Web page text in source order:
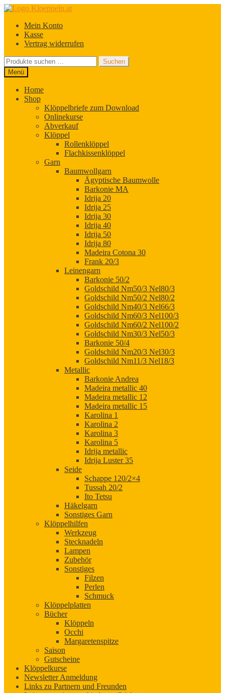
Zur
springen
Zum
springenMein Konto
Kasse
Vertrag widerrufen
Suchen
nach:
Suchen
Menü
Home
Shop
Klöppelbriefe zum Download
Onlinekurse
Abverkauf
Klöppel
Rollenklöppel
Flachkissenklöppel
Garn
Baumwollgarn
Ägyptische Baumwolle
Barkonie MA
Idrija 20
Idrija 25
Idrija 30
Idrija 40
Idrija 50
Idrija 80
Madeira Cotona 30
Frank 20/3
Leinengarn
Barkonie 50/2
Goldschild Nm50/3 Nel80/3
Goldschild Nm50/2 Nel80/2
Goldschild Nm40/3 Nel66/3
Goldschild Nm60/3 Nel100/3
Goldschild Nm60/2 Nel100/2
Goldschild Nm30/3 Nel50/3
Barkonie 50/4
Goldschild Nm20/3 Nel30/3
Goldschild Nm11/3 Nel18/3
Metallic
Barkonie Andrea
Madeira metallic 40
Madeira metallic 12
Madeira metallic 15
Karolina 1
Karolina 2
Karolina 3
Karolina 5
Idrija metallic
Idrija Luster 35
Seide
Schappe 120/2×4
Tussah 20/2
Ito Tetsu
Häkelgarn
Sonstiges Garn
Klöppelhilfen
Werkzeug
Stecknadeln
Lampen
Zubehör
Sonstiges
Filzen
Perlen
Schmuck
Klöppelplatten
Bücher
Klöppeln
Occhi
Margaretenspitze
Saison
Gutscheine
Klöppelkurse
Newsletter Anmeldung
Links zu Partnern und Freunden